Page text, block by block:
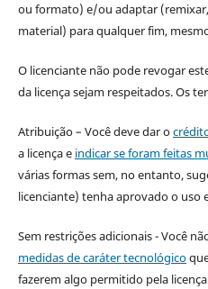
ou formato) e/ou adaptar
material) para qualquer fim,
O licenciante não pode revogar
da licença sejam respeitados. Os
Atribuição – Você deve dar o
a licença e indicar se foram feitas
várias formas sem, no entanto,
licenciante) tenha aprovado o uso
Sem restrições adicionais - Você
medidas de caráter tecnológico
fazerem algo permitido pela